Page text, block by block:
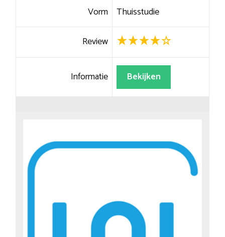
Vorm Thuisstudie
Review
Informatie Bekijken